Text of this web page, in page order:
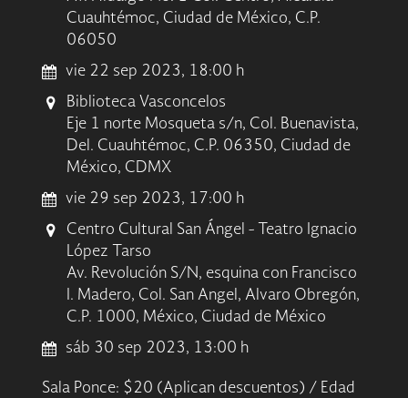
Cuauhtémoc, Ciudad de México, C.P.
06050
vie 22 sep 2023, 18:00 h
Biblioteca Vasconcelos
Eje 1 norte Mosqueta s/n, Col. Buenavista,
Del. Cuauhtémoc, C.P. 06350, Ciudad de
México, CDMX
vie 29 sep 2023, 17:00 h
Centro Cultural San Ángel - Teatro Ignacio
López Tarso
Av. Revolución S/N, esquina con Francisco
I. Madero, Col. San Angel, Alvaro Obregón,
C.P. 1000, México, Ciudad de México
sáb 30 sep 2023, 13:00 h
Sala Ponce: $20 (Aplican descuentos) / Edad